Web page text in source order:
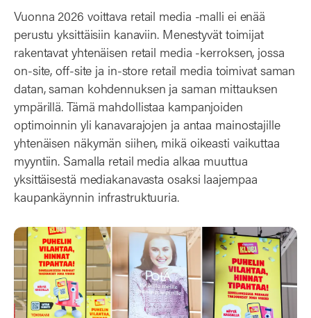
Vuonna 2026 voittava retail media -malli ei enää
perustu yksittäisiin kanaviin. Menestyvät toimijat
rakentavat yhtenäisen retail media -kerroksen, jossa
on-site, off-site ja in-store retail media toimivat saman
datan, saman kohdennuksen ja saman mittauksen
ympärillä. Tämä mahdollistaa kampanjoiden
optimoinnin yli kanavarajojen ja antaa mainostajille
yhtenäisen näkymän siihen, mikä oikeasti vaikuttaa
myyntiin. Samalla retail media alkaa muuttua
yksittäisestä mediakanavasta osaksi laajempaa
kaupankäynnin infrastruktuuria.